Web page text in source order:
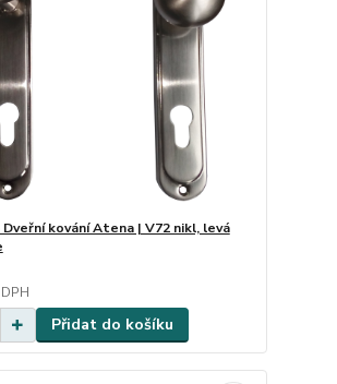
Dveřní kování Atena | V72 nikl, levá
Přidat do košíku